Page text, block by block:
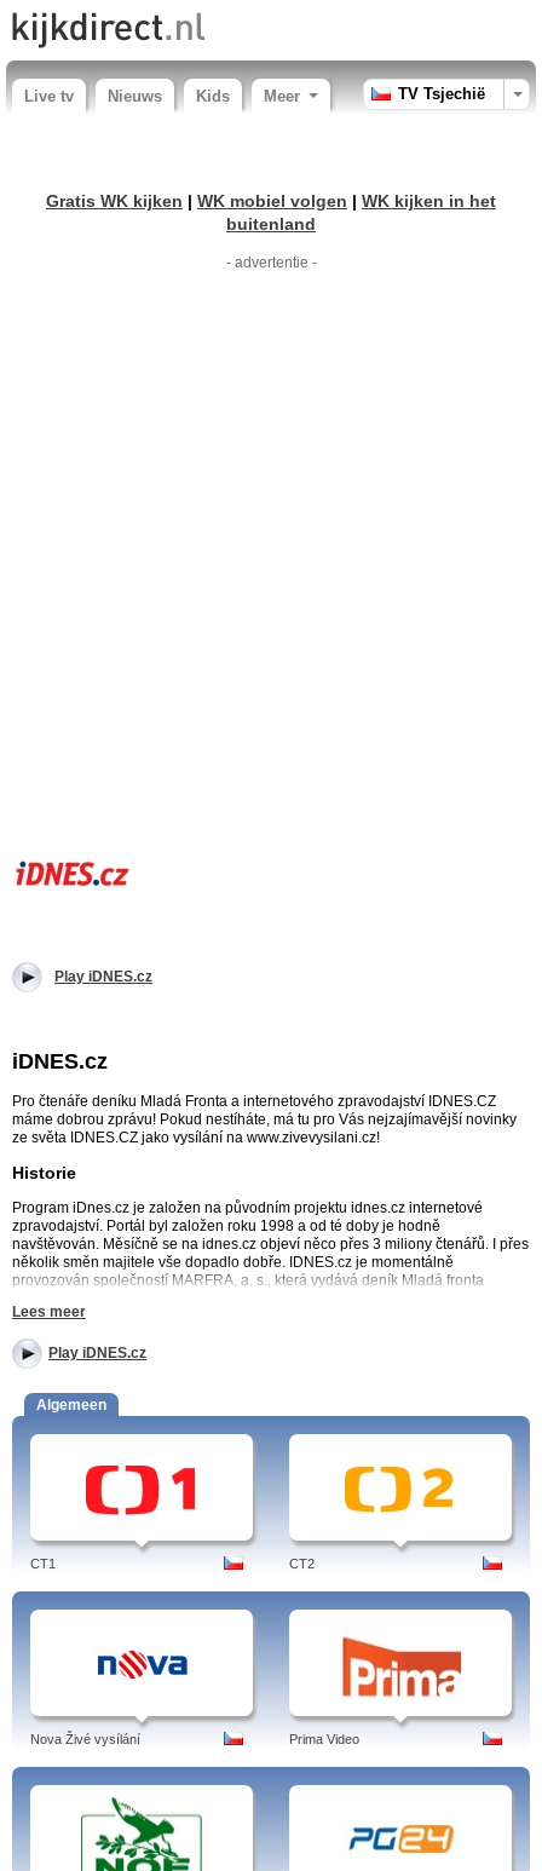
Live tv Nieuws Kids Meer TV Tsjechië
Gratis WK kijken | WK mobiel volgen | WK kijken in het
buitenland
- advertentie -
Play iDNES.cz
iDNES.cz
Pro čtenáře deníku Mladá Fronta a internetového zpravodajství IDNES.CZ
máme dobrou zprávu! Pokud nestíháte, má tu pro Vás nejzajímavější novinky
ze světa IDNES.CZ jako vysílání na www.zivevysilani.cz!
Historie
Program iDnes.cz je založen na původním projektu idnes.cz internetové
zpravodajství. Portál byl založen roku 1998 a od té doby je hodně
navštěvován. Měsíčně se na idnes.cz objeví něco přes 3 miliony čtenářů. I přes
několik směn majitele vše dopadlo dobře. IDNES.cz je momentálně
provozován společností MARFRA, a. s., která vydává deník Mladá fronta
Pokud jste pravidelní čtenáři IDNES.cz nebo novin Mladá fronta DNES,
zpravodajství formou videí, která je možno sledovat z archivu. Vše je velice
aktuální. Krom zpráv zde můžete čekat lifestyle, svět techniky, showbyznys,
sport anebo si zahrát hry. IDNES.CZ nabízí neomezené hranice zábavy a
nového, můžete si zde najít typ na dovolenou případně zvířátka, která řídí auto,
malují nebo cokoli dalšího. Od návštěv muzeí před předváděčky nových
automobilů. Program zde není prakticky žádný. Aktuality naleznete na přední
straně, a pokud Vás zajímá konkrétní téma, pokračujte formou volby záložek.
Pokud budete mít moc velký pocit, že se jedná pouze o bulvár, který se Vám
nelíbí, můžete se vždy vrátit k idnes.cz nebo k Mladé frontě dnes. Pokud
Vysílání
IDNES.cz videa vysílají ze záznamu na svých webových stránkách, ze kterých
je možný proklik na stránky psaného portálů idnes.cz.
Nejnovější zprávy z vašeho kraje, České republiky a celého světa. iDNES.cz
(iDNES) je zpravodajský portál na českém internetu.
Tags: idnes, tv, bydlení, zoh, práce, idnes počasí, blog, cz, reality, doprava,
sport, volby, hokej, kontakt, tv program, vanocnihit, mapy, rss, daňové přiznání,
počasí, jízdní řády, kindle, idnes, česko, čeština.
Lees meer
Play iDNES.cz
Algemeen
CT1 CT2
Nova Živé vysílání Prima Video